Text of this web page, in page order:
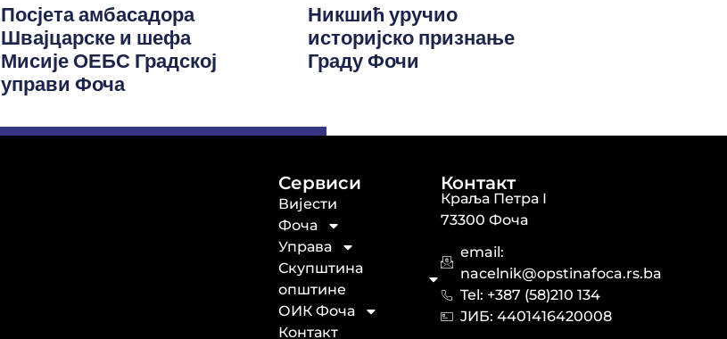
Посјета амбасадора
Швајцарске и шефа
Мисије ОЕБС Градској
управи Фоча
Никшић уручио
историјско признање
Граду Фочи
Сервиси
Вијести
Фоча
Управа
Скупштина
општине
ОИК Фоча
Контакт
Контакт
Краља Петра I
73300 Фоча
email:
nacelnik@opstinafoca.rs.ba
Tel: +387 (58)210 134
JИБ: 44014164​20008